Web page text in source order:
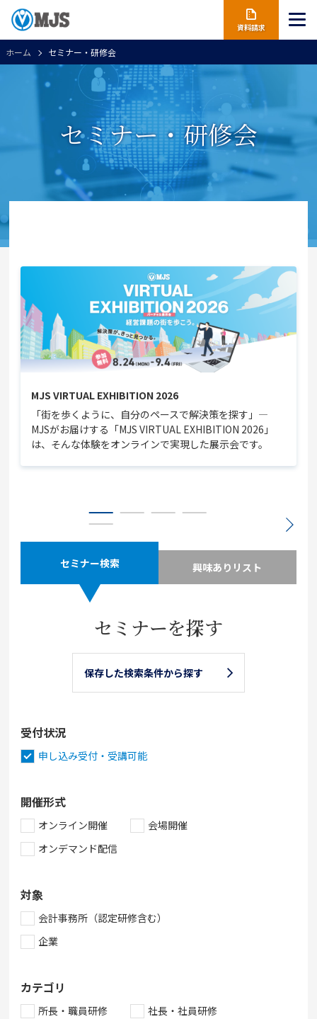
資料請求
ホーム セミナー・研修会
セミナー・研修会
MJS VIRTUAL EXHIBITION 2026
「街を歩くように、自分のペースで解決策を探す」—
MJSがお届けする「MJS VIRTUAL EXHIBITION 2026」
は、そんな体験をオンラインで実現した展示会です。
セミナー検索 興味ありリスト
セミナーを探す
保存した検索条件から探す
受付状況
申し込み受付・受講可能
開催形式
オンライン開催
会場開催
オンデマンド配信
対象
会計事務所（認定研修含む）
企業
カテゴリ
所長・職員研修
社長・社員研修